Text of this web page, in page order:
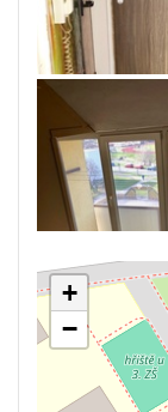
+
−